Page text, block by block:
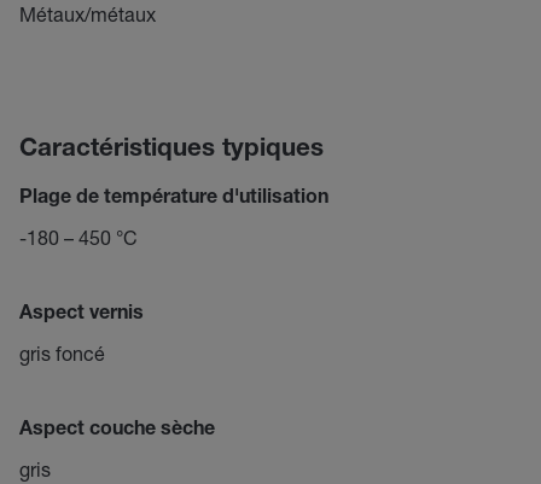
Métaux/métaux
Caractéristiques typiques
Plage de température d'utilisation
-180 – 450 °C
Aspect vernis
gris foncé
Aspect couche sèche
gris